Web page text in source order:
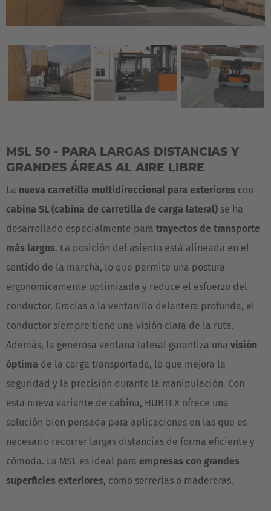
MSL 50 - PARA LARGAS DISTANCIAS Y
GRANDES ÁREAS AL AIRE LIBRE
La nueva carretilla multidireccional para exteriores con
cabina SL (cabina de carretilla de carga lateral) se ha
desarrollado especialmente para trayectos de transporte
más largos. La posición del asiento está alineada en el
sentido de la marcha, lo que permite una postura
ergonómicamente optimizada y reduce el esfuerzo del
conductor. Gracias a la ventanilla delantera profunda, el
conductor siempre tiene una visión clara de la ruta.
Además, la generosa ventana lateral garantiza una visión
óptima de la carga transportada, lo que mejora la
seguridad y la precisión durante la manipulación. Con
esta nueva variante de cabina, HUBTEX ofrece una
solución bien pensada para aplicaciones en las que es
necesario recorrer largas distancias de forma eficiente y
cómoda. La MSL es ideal para empresas con grandes
superficies exteriores, como serrerías o madereras.